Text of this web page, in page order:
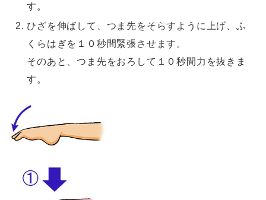
す。
ひざを伸ばして、つま先をそらすように上げ、ふ
くらはぎを１０秒間緊張させます。
そのあと、つま先をおろして１０秒間力を抜きま
す。